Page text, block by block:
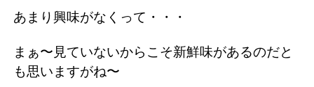
あまり興味がなくって・・・
まぁ〜見ていないからこそ新鮮味があるのだと
も思いますがね〜